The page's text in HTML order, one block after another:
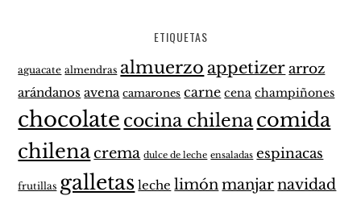
ETIQUETAS
aguacate almendras almuerzo appetizer arroz
arándanos avena camarones carne cena champiñones
chocolate cocina chilenacomida
chilenacrema dulce de leche ensaladas espinacas
frutillas galletas leche limónmanjarnavidad